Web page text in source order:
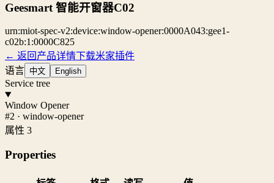
Geesmart 智能开窗器C02
urn:miot-spec-v2:device:window-opener:0000A043:gee1-
c02b:1:0000C825
← 返回产品详情下载米家插件
语言 中文 English
Service tree
Window Opener
#2 · window-opener
属性 3
Properties